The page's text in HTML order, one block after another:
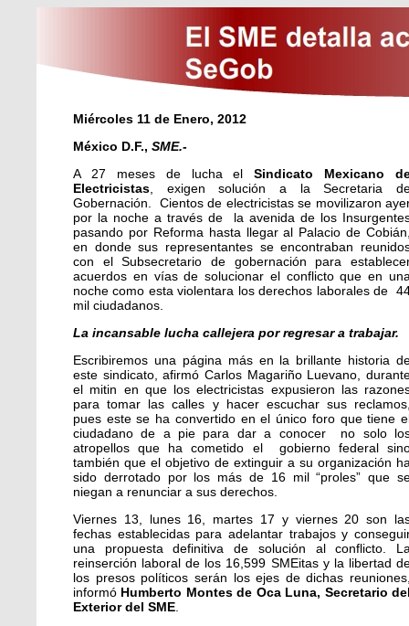
Miércoles 11 de Enero, 2012
México D.F., SME.-
A 27 meses de lucha elSindicato Mexicano
Electricistas , exigen solución a la Secretaria
Gobernación. Cientos de electricistas se movilizaron
por la noche a través de la avenida de los
pasando por Reforma hasta llegar al Palacio de
en donde sus representantes se encontraban
con el Subsecretario de gobernación para
acuerdos en vías de solucionar el conflicto que en
noche como esta violentara los derechos laborales de
mil ciudadanos.
La incansable lucha callejera por regresar a trabajar.
Escribiremos una página más en la brillante historia
este sindicato, afirmó Carlos Magariño Luevano,
el mitin en que los electricistas expusieron las
para tomar las calles y hacer escuchar sus
pues este se ha convertido en el único foro que tiene
ciudadano de a pie para dar a conocer no solo
atropellos que ha cometido el gobierno federal
también que el objetivo de extinguir a su organización
sido derrotado por los más de 16 mil “proles” que
niegan a renunciar a sus derechos.
Viernes 13, lunes 16, martes 17 y viernes 20 son
fechas establecidas para adelantar trabajos y
una propuesta definitiva de solución al conflicto.
reinserción laboral de los 16,599 SMEitas y la libertad
los presos políticos serán los ejes de dichas
informó Humberto Montes de Oca Luna, Secretario
Exterior del SME